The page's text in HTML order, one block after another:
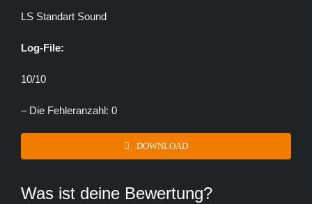
LS Standart Sound
Log-File:
10/10
– Die Fehleranzahl: 0
DOWNLOAD
Was ist deine Bewertung?